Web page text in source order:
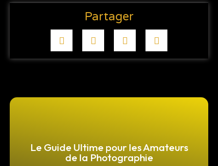
Partager
Le Guide Ultime pour les Amateurs
de la Photographie